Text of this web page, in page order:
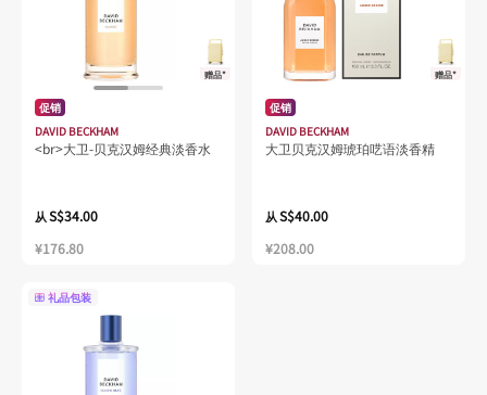
赠品*
促销
DAVID BECKHAM
<br>大卫-贝克汉姆经典淡香水
从S$34.00
¥176.80
赠品*
促销
DAVID BECKHAM
大卫贝克汉姆琥珀呓语淡香精
从S$40.00
¥208.00
礼品包装